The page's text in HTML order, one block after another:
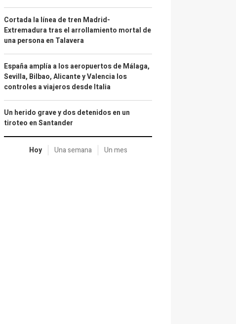
Cortada la línea de tren Madrid-
Extremadura tras el arrollamiento mortal de
una persona en Talavera
España amplía a los aeropuertos de Málaga,
Sevilla, Bilbao, Alicante y Valencia los
controles a viajeros desde Italia
Un herido grave y dos detenidos en un
tiroteo en Santander
Hoy Una semana Un mes